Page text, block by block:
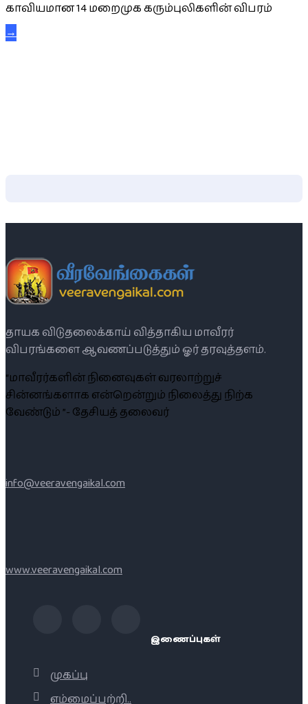
காவியமான 14 மறைமுக கரும்புலிகளின் விபரம்
→
தாயக விடுதலைக்காய் வித்தாகிய மாவீரர்
விபரங்களை ஆவணப்படுத்தும் ஓர் தரவுத்தளம்.
“மாவீரர்களின் நினைவுகள் வரலாற்றுச்
சின்னங்களாக என்றென்றும் நிலைத்து நிற்க
வேண்டும் ”- தேசியத் தலைவர்
info@veeravengaikal.com
www.veeravengaikal.com
இணைப்புகள்
முகப்பு
எம்மைப்பற்றி..